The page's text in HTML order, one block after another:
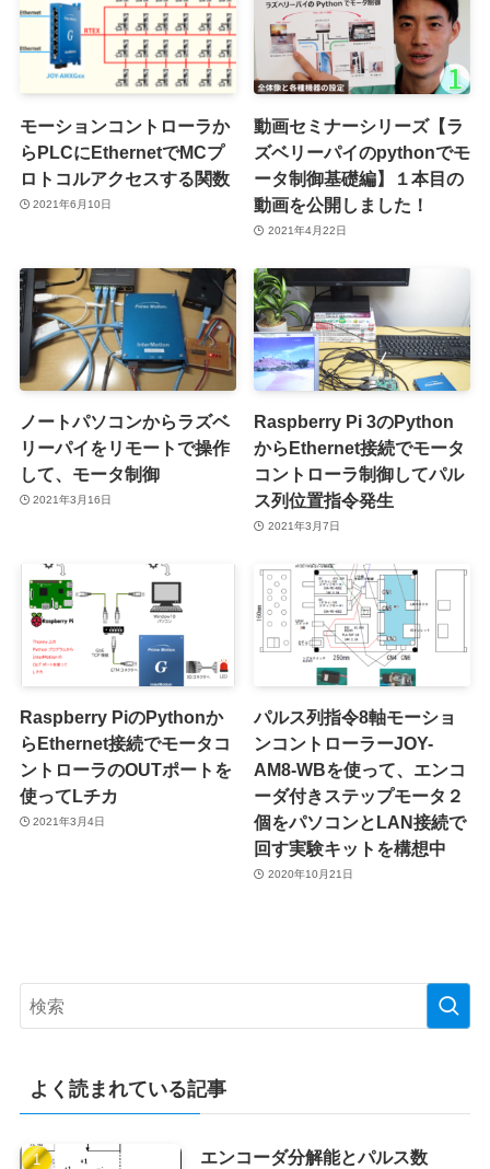
モーションコントローラか
らPLCにEthernetでMCプ
ロトコルアクセスする関数
2021年6月10日
動画セミナーシリーズ【ラ
ズベリーパイのpythonでモ
ータ制御基礎編】１本目の
動画を公開しました！
2021年4月22日
ノートパソコンからラズベ
リーパイをリモートで操作
して、モータ制御
2021年3月16日
Raspberry Pi 3のPython
からEthernet接続でモータ
コントローラ制御してパル
ス列位置指令発生
2021年3月7日
Raspberry PiのPythonか
らEthernet接続でモータコ
ントローラのOUTポートを
使ってLチカ
2021年3月4日
パルス列指令8軸モーショ
ンコントローラーJOY-
AM8-WBを使って、エンコ
ーダ付きステップモータ２
個をパソコンとLAN接続で
回す実験キットを構想中
2020年10月21日
よく読まれている記事
エンコーダ分解能とパルス数